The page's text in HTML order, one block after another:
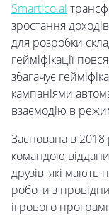
Smartico.ai
зростання
для розробки
гейміфікації
збагачує
кампаніями
взаємодію в
Заснована в 2018
командою
друзів, які мають
роботи з
ігрового